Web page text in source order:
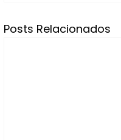
Posts Relacionados